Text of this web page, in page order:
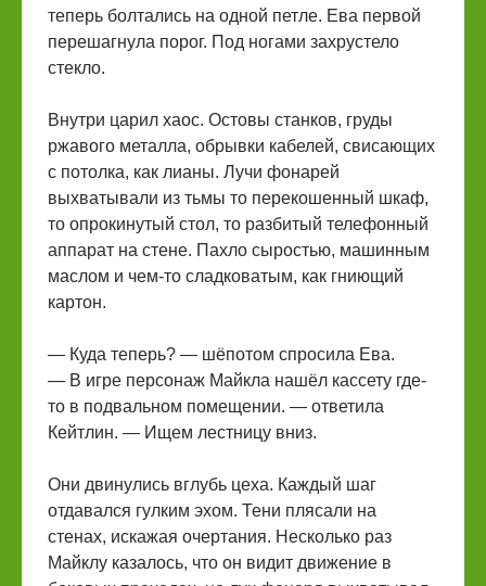
теперь болтались на одной петле. Ева первой
перешагнула порог. Под ногами захрустело
стекло.
Внутри царил хаос. Остовы станков, груды
ржавого металла, обрывки кабелей, свисающих
с потолка, как лианы. Лучи фонарей
выхватывали из тьмы то перекошенный шкаф,
то опрокинутый стол, то разбитый телефонный
аппарат на стене. Пахло сыростью, машинным
маслом и чем-то сладковатым, как гниющий
картон.
— Куда теперь? — шёпотом спросила Ева.
— В игре персонаж Майкла нашёл кассету где-
то в подвальном помещении. — ответила
Кейтлин. — Ищем лестницу вниз.
Они двинулись вглубь цеха. Каждый шаг
отдавался гулким эхом. Тени плясали на
стенах, искажая очертания. Несколько раз
Майклу казалось, что он видит движение в